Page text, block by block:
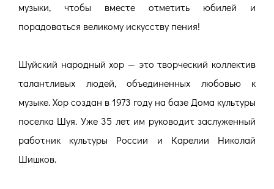
музыки, чтобы вместе отметить юбилей и
порадоваться великому искусству пения!
Шуйский народный хор — это творческий коллектив
талантливых людей, объединенных любовью к
музыке. Хор создан в 1973 году на базе Дома культуры
поселка Шуя. Уже 35 лет им руководит заслуженный
работник культуры России и Карелии Николай
Шишков.